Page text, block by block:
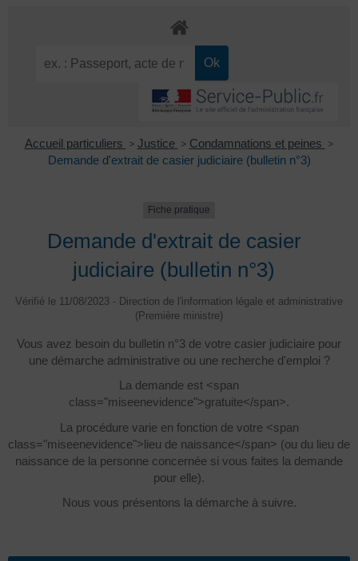
Accueil particuliers > Justice > Condamnations et peines >
Demande d'extrait de casier judiciaire (bulletin n°3)
Fiche pratique
Demande d'extrait de casier
judiciaire (bulletin n°3)
Vérifié le 11/08/2023 - Direction de l'information légale et administrative
(Première ministre)
Vous avez besoin du bulletin n°3 de votre casier judiciaire pour
une démarche administrative ou une recherche d'emploi ?
La demande est <span
class="miseenevidence">gratuite</span>.
La procédure varie en fonction de votre <span
class="miseenevidence">lieu de naissance</span> (ou du lieu de
naissance de la personne concernée si vous faites la demande
pour elle).
Nous vous présentons la démarche à suivre.